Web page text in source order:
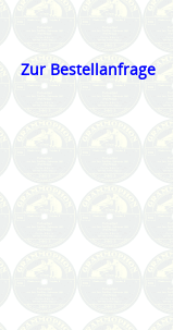
Zur Bestellanfrage